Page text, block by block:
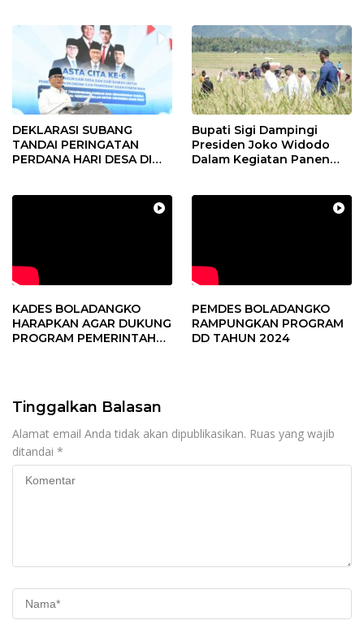
DEKLARASI SUBANG
TANDAI PERINGATAN
PERDANA HARI DESA DI
Bupati Sigi Dampingi
Presiden Joko Widodo
Dalam Kegiatan Panen
KADES BOLADANGKO
HARAPKAN AGAR DUKUNG
PROGRAM PEMERINTAH
PEMDES BOLADANGKO
RAMPUNGKAN PROGRAM
DD TAHUN 2024
Tinggalkan Balasan
Alamat email Anda tidak akan dipublikasikan. Ruas yang wajib
ditandai *